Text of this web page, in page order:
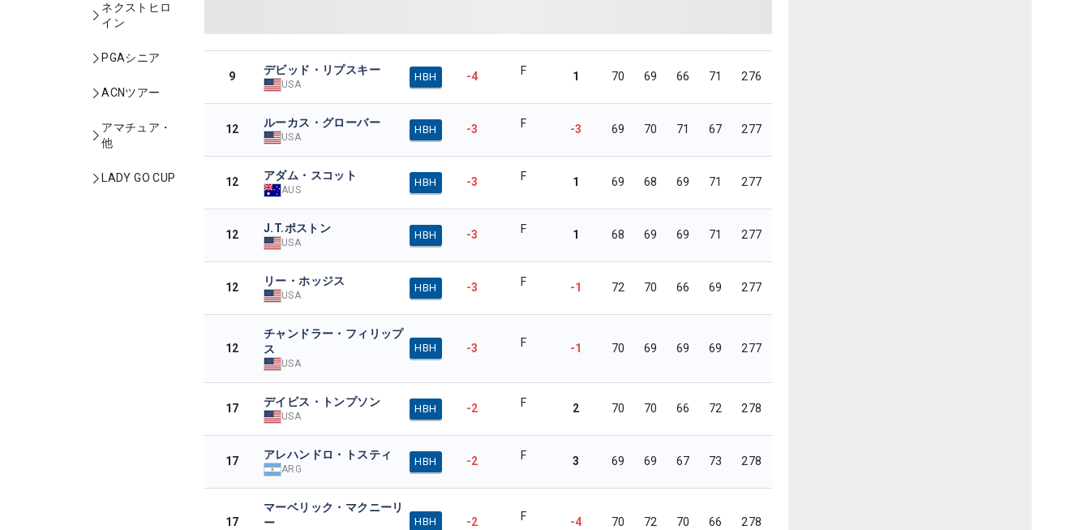
ネクストヒロ
イン
PGAシニア
ACNツアー
アマチュア・
他
LADY GO CUP
9 デビッド・リプスキー
USA
HBH -4 F 1 70 69 66 71 276
12 ルーカス・グローバー
USA
HBH -3 F -3 69 70 71 67 277
12 アダム・スコット
AUS
HBH -3 F 1 69 68 69 71 277
12 J.T.ポストン
USA
HBH -3 F 1 68 69 69 71 277
12 リー・ホッジス
USA
HBH -3 F -1 72 70 66 69 277
12
チャンドラー・フィリップ
ス
USA
HBH -3 F -1 70 69 69 69 277
17 デイビス・トンプソン
USA
HBH -2 F 2 70 70 66 72 278
17 アレハンドロ・トスティ
ARG
HBH -2 F 3 69 69 67 73 278
17
マーベリック・マクニーリ
ー
HBH -2 F -4 70 72 70 66 278